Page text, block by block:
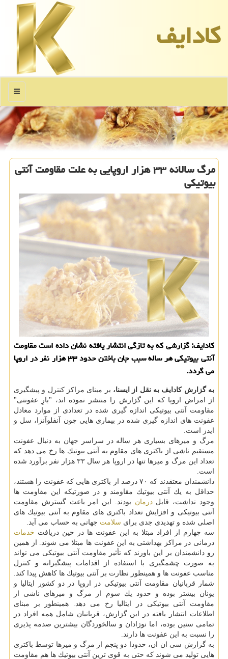
كادایف
منو
مرگ سالانه ۳۳ هزار اروپایی به علت مقاومت آنتی
بیوتیكی
كادایف: گزارشی كه به تازگی انتشار یافته نشان داده است مقاومت
آنتی بیوتیكی هر ساله سبب جان باختن حدود ۳۳ هزار نفر در اروپا
می گردد.
به گزارش كادایف به نقل از ایسنا، بر مبنای مراكز كنترل و پیشگیری
از امراض اروپا كه این گزارش را منتشر نموده اند، "بارِ عفونتی"
مقاومت آنتی بیوتیكی اندازه گیری شده در تعدادی از موارد معادل
عفونت های اندازه گیری شده در بیماری هایی چون آنفلوآنزا، سل و
ایدز است.
مرگ و میرهای بسیاری هر ساله در سراسر جهان به دنبال عفونت
مستقیم ناشی از باكتری های مقاوم به آنتی بیوتیك ها رخ می دهد كه
تعداد این مرگ و میرها تنها در اروپا هر سال ۳۳ هزار نفر برآورد شده
است.
دانشمندان معتقدند كه ۷۰ درصد از باكتری هایی كه عفونت زا هستند،
حداقل به یك آنتی بیوتیك مقاومند و در صورتیكه این مقاومت ها
وجود نداشت، قابلدرمان بودند. این امر باعث گسترش مقاومت
آنتی بیوتیكی و افزایش تعداد باكتری های مقاوم به آنتی بیوتیك های
اصلی شده و تهدیدی جدی برای سلامت جهانی به حساب می آید.
سه چهارم از افراد مبتلا به این عفونت ها در حین دریافت خدمات
درمانی در مراكز بهداشتی به این عفونت ها مبتلا می شوند. از همین
رو دانشمندان بر این باورند كه تأثیر مقاومت آنتی بیوتیكی می تواند
به صورت چشمگیری با استفاده از اقدامات پیشگیرانه و كنترل
مناسب عفونت ها و همینطور نظارت بر آنتی بیوتیك ها كاهش پیدا كند.
شمار قربانیان مقاومت آنتی بیوتیكی در اروپا در دو كشور ایتالیا و
یونان بیشتر بوده و حدود یك سوم از مرگ و میرهای ناشی از
مقاومت آنتی بیوتیكی در ایتالیا رخ می دهد. همینطور بر مبنای
اطلاعات انتشار یافته در این گزارش، قربانیان شامل همه افراد در
تمامی سنین بوده، اما نوزادان و سالخوردگان بیشترین صدمه پذیری
را نسبت به این عفونت ها دارند.
به گزارش سی ان ان، حدودا دو پنجم از مرگ و میرها توسط باكتری
هایی تولید می شوند كه حتی به قوی ترین آنتی بیوتیك ها هم مقاومت